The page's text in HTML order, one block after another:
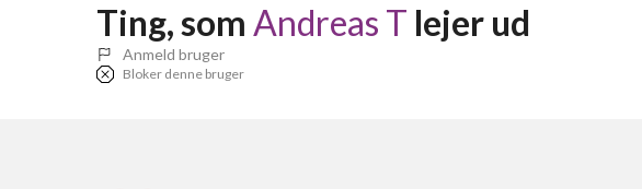
Ting, som Andreas T lejer ud
Anmeld bruger
Bloker denne bruger